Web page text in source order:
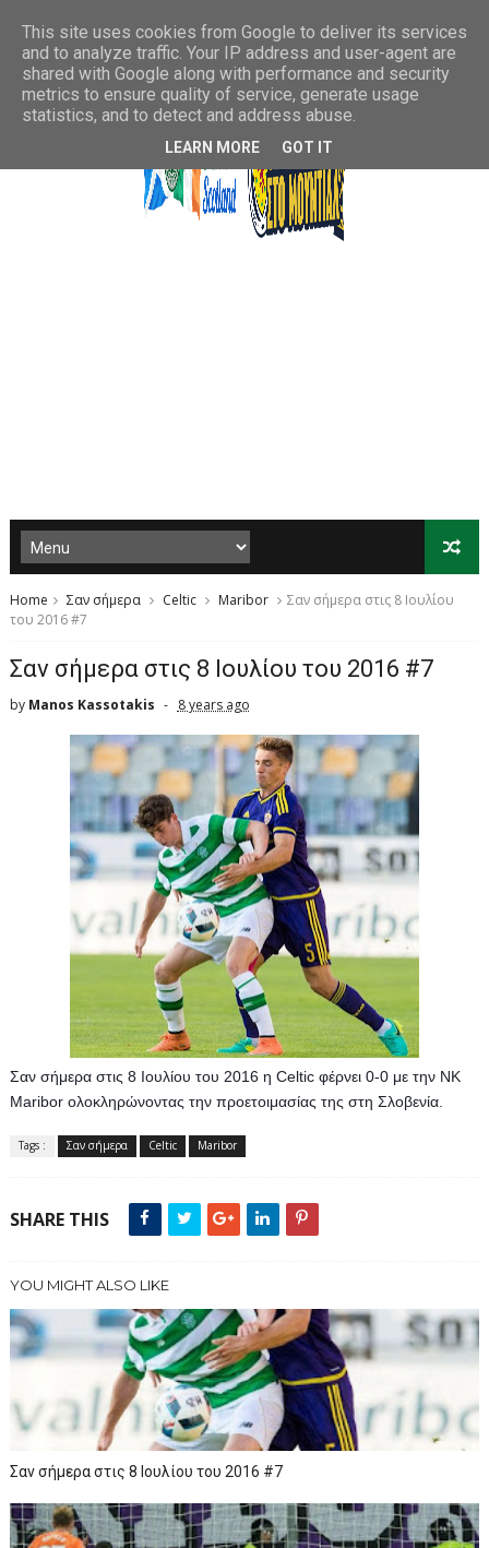
Home Σαν σήμερα Celtic Maribor
Σαν σήμερα στις 8 Ιουλίου
του 2016 #7
Σαν σήμερα στις 8 Ιουλίου του 2016 #7
by Manos Kassotakis 8 years ago
Σαν σήμερα στις 8 Ιουλίου του 2016 η Celtic φέρνει 0-0 με την NK
Maribor ολοκληρώνοντας την προετοιμασίας της στη Σλοβενία.
Tags : Σαν σήμερα Celtic Maribor
SHARE THIS
YOU MIGHT ALSO LIKE
Σαν σήμερα στις 8 Ιουλίου του 2016 #7
This site uses cookies from Google to deliver its services
and to analyze traffic. Your IP address and user-agent are
shared with Google along with performance and security
metrics to ensure quality of service, generate usage
statistics, and to detect and address abuse.
LEARN MORE GOT IT